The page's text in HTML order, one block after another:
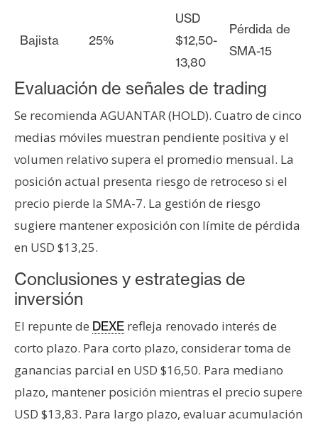
Bajista 25%
USD
$12,50-
13,80
Pérdida de
SMA-15
Evaluación de señales de trading
Se recomienda AGUANTAR (HOLD). Cuatro de cinco
medias móviles muestran pendiente positiva y el
volumen relativo supera el promedio mensual. La
posición actual presenta riesgo de retroceso si el
precio pierde la SMA-7. La gestión de riesgo
sugiere mantener exposición con límite de pérdida
en USD $13,25.
Conclusiones y estrategias de
inversión
El repunte de DEXE refleja renovado interés de
corto plazo. Para corto plazo, considerar toma de
ganancias parcial en USD $16,50. Para mediano
plazo, mantener posición mientras el precio supere
USD $13,83. Para largo plazo, evaluar acumulación